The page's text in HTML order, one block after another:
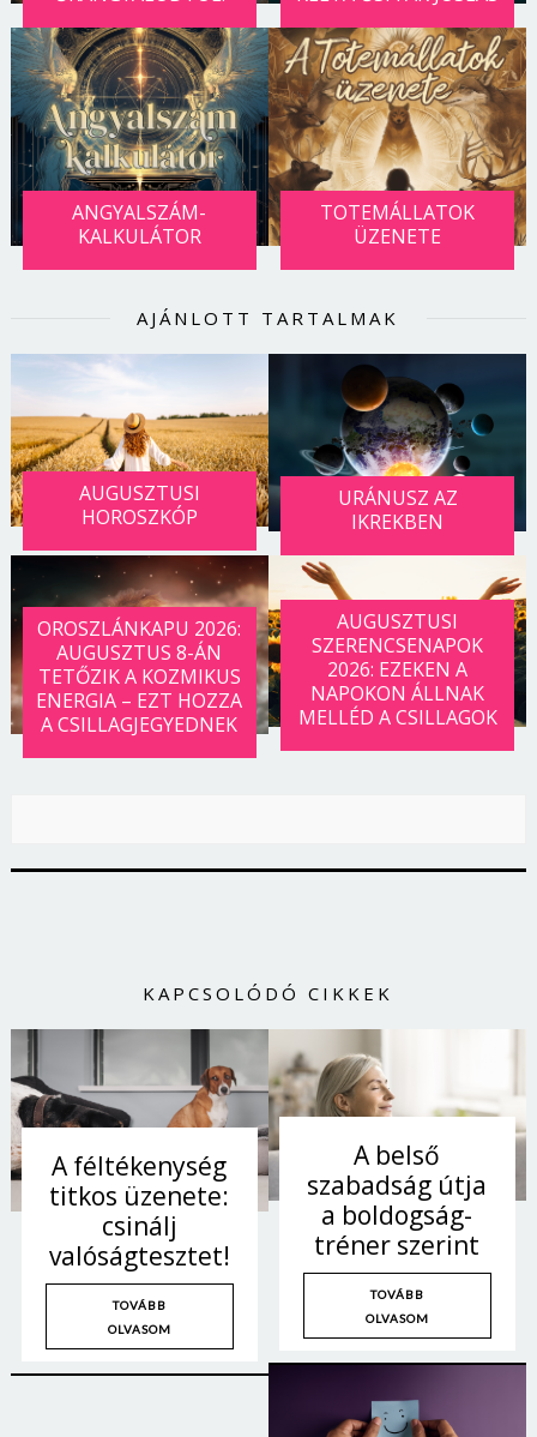
ANGYALSZÁM-
KALKULÁTOR
TOTEMÁLLATOK
ÜZENETE
AJÁNLOTT TARTALMAK
AUGUSZTUSI
HOROSZKÓP
URÁNUSZ AZ
IKREKBEN
OROSZLÁNKAPU 2026:
AUGUSZTUS 8-ÁN
TETŐZIK A KOZMIKUS
ENERGIA – EZT HOZZA
A CSILLAGJEGYEDNEK
AUGUSZTUSI
SZERENCSENAPOK
2026: EZEKEN A
NAPOKON ÁLLNAK
MELLÉD A CSILLAGOK
KAPCSOLÓDÓ CIKKEK
A féltékenység
titkos üzenete:
csinálj
valóságtesztet!
TOVÁBB
OLVASOM
A belső
szabadság útja
a boldogság-
tréner szerint
TOVÁBB
OLVASOM
Jelszó
Mégse Bejelentkezés